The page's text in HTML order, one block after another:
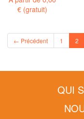
€ (gratuit)
← Précédent 1 2
QUI